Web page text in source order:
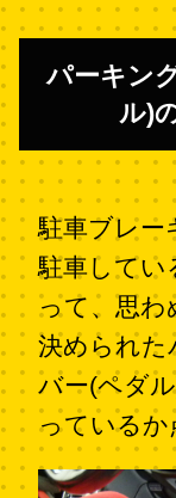
パーキン
ル)
駐車ブレー
駐車してい
って、思わ
決められた
バー(ペダ
っているか